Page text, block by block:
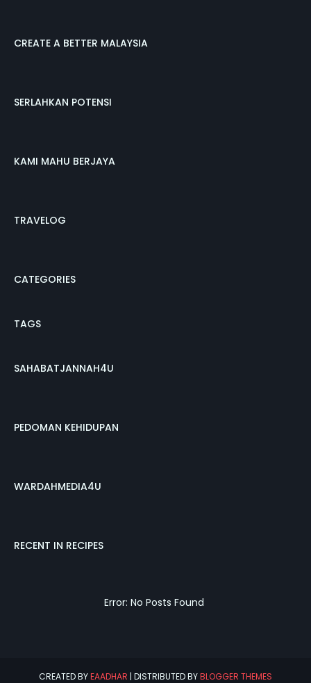
CREATE A BETTER MALAYSIA
SERLAHKAN POTENSI
KAMI MAHU BERJAYA
TRAVELOG
CATEGORIES
TAGS
SAHABATJANNAH4U
PEDOMAN KEHIDUPAN
WARDAHMEDIA4U
RECENT IN RECIPES
Error: No Posts Found
CREATED BYEAADHAR | DISTRIBUTED BYBLOGGER THEMES